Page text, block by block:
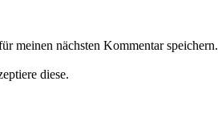
meinen nächsten Kommentar speichern.
diese.